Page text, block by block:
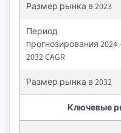
Размер рынка в 2023
Период
прогнозирования 2024 -
2032 CAGR
Размер рынка в 2032
Ключевые